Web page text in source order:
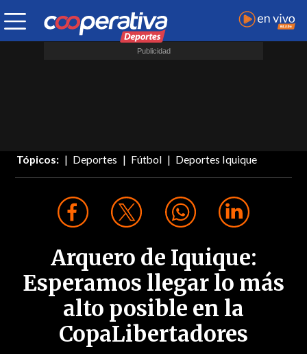
Tópicos: Deportes Fútbol Deportes Iquique
Arquero de Iquique:
Esperamos llegar lo más
alto posible en la
CopaLibertadores